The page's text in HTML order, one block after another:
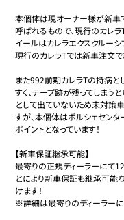
本個体は現オーナー様が新車
呼ばれるもので、現行のカレ
イールはカレラエクスクルー
現行のカレラTでは新車注文で
また992前期カレラTの持病と
すく、テープ跡が残ってしまう
として出ていないため未対策
すが、本個体はポルシェセン
ポイントとなっています！
【新車保証継承可能】
最寄りの正規ディーラーにて
とにより新車保証も継承可能
けます！
※詳細は最寄りのディーラーに